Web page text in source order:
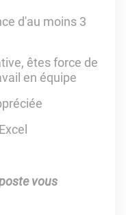
d'au moins 3
êtes force de
en équipe
vous